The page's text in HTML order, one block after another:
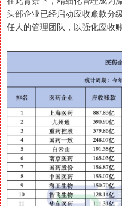
头部企业已经启动应收账款分
任人的管理团队，以强化应收